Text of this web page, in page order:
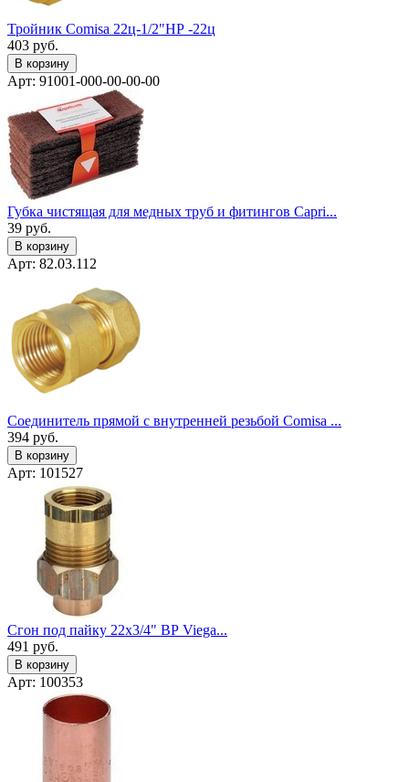
Тройник Comisa 22ц-1/2"НР -22ц
403 руб.
В корзину
Арт: 91001-000-00-00-00
Губка чистящая для медных труб и фитингов Capri...
39 руб.
В корзину
Арт: 82.03.112
Соединитель прямой с внутренней резьбой Comisa ...
394 руб.
В корзину
Арт: 101527
Сгон под пайку 22х3/4" ВР Viega...
491 руб.
В корзину
Арт: 100353